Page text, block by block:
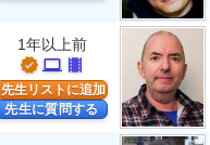
1年以上前
verified computer theaters
先生リストに追加
先生に質問する